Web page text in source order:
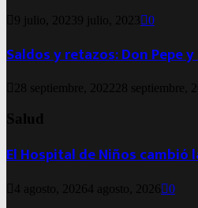
9 julio, 20239 julio, 2023 0
Saldos y retazos: Don Pepe
28 septiembre, 202228 septiembre,
Salud
El Hospital de Niños
4 agosto, 20264 agosto, 2026 0